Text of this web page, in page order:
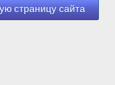
страницу сайта